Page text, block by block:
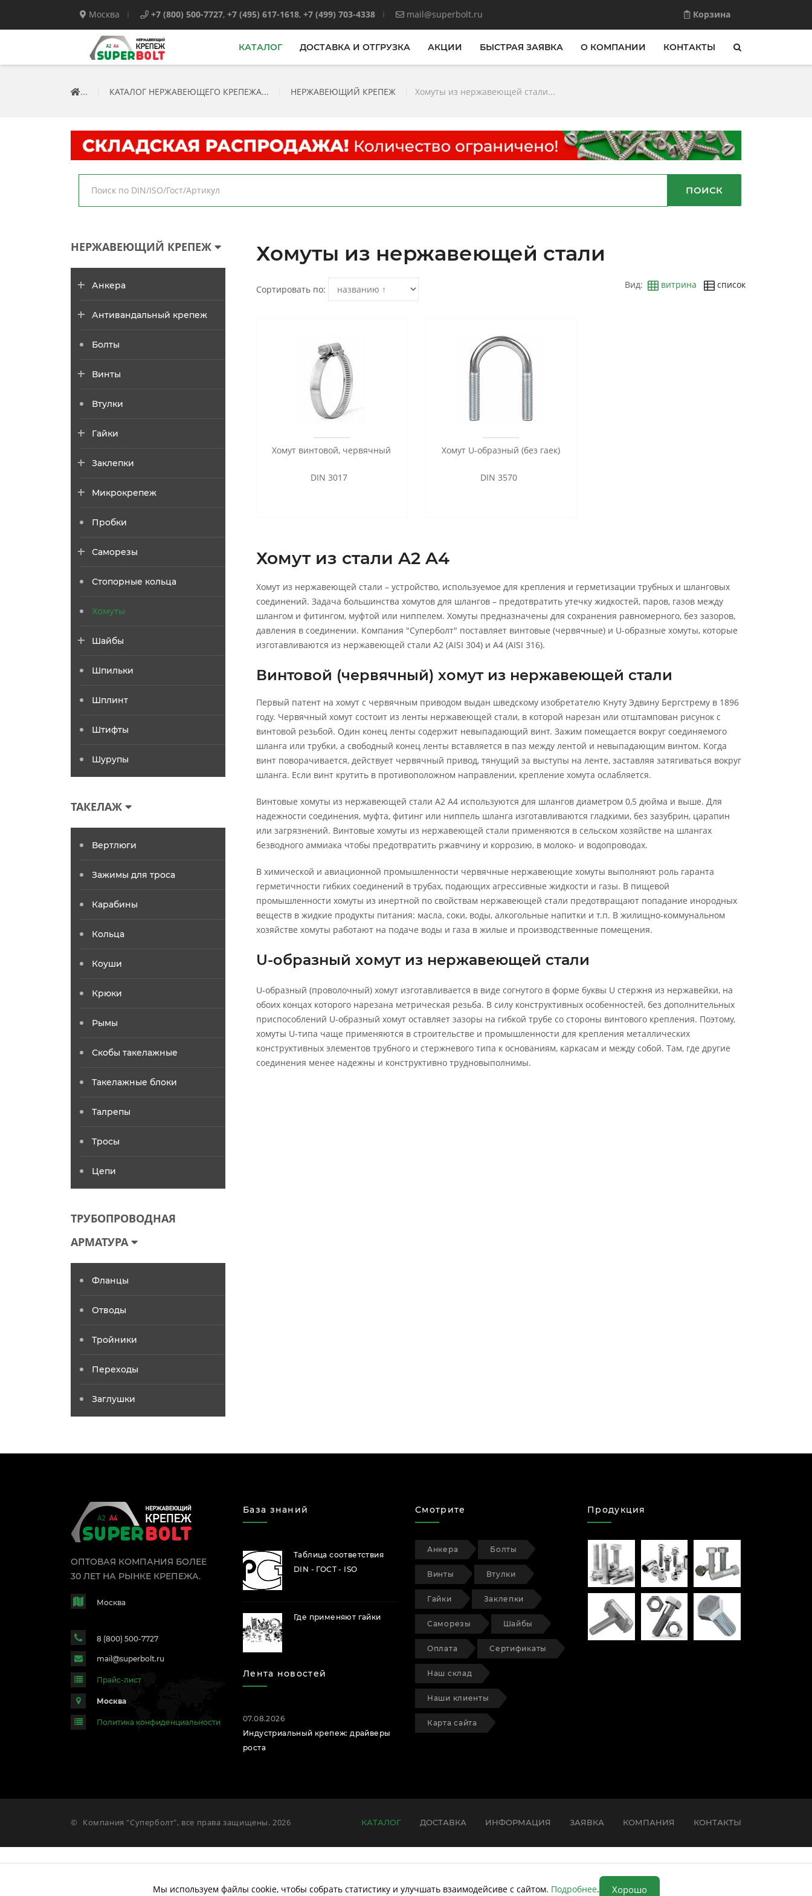
Москва +7 (800) 500-7727, +7 (495) 617-1618, +7 (499) 703-4338 mail@superbolt.ru Корзина
КАТАЛОГ ДОСТАВКА И ОТГРУЗКА АКЦИИ БЫСТРАЯ ЗАЯВКА О КОМПАНИИ КОНТАКТЫ
... КАТАЛОГ НЕРЖАВЕЮЩЕГО КРЕПЕЖА... НЕРЖАВЕЮЩИЙ КРЕПЕЖ Хомуты из нержавеющей стали...
ПОИСК
Хомуты из нержавеющей стали
Сортировать по: Вид: витрина список
Хомут винтовой, червячный
DIN 3017
Хомут U-образный (без гаек)
DIN 3570
Хомут из стали A2 A4
Хомут из нержавеющей стали – устройство, используемое для крепления и герметизации трубных и шланговых
соединений. Задача большинства хомутов для шлангов – предотвратить утечку жидкостей, паров, газов между
шлангом и фитингом, муфтой или ниппелем. Хомуты предназначены для сохранения равномерного, без зазоров,
давления в соединении. Компания "Суперболт" поставляет винтовые (червячные) и U-образные хомуты, которые
изготавливаются из нержавеющей стали А2 (AISI 304) и А4 (AISI 316).
Винтовой (червячный) хомут из нержавеющей стали
Первый патент на хомут с червячным приводом выдан шведскому изобретателю Кнуту Эдвину Бергстрему в 1896
году. Червячный хомут состоит из ленты нержавеющей стали, в которой нарезан или отштампован рисунок с
винтовой резьбой. Один конец ленты содержит невыпадающий винт. Зажим помещается вокруг соединяемого
шланга или трубки, а свободный конец ленты вставляется в паз между лентой и невыпадающим винтом. Когда
винт поворачивается, действует червячный привод, тянущий за выступы на ленте, заставляя затягиваться вокруг
шланга. Если винт крутить в противоположном направлении, крепление хомута ослабляется.
Винтовые хомуты из нержавеющей стали А2 А4 используются для шлангов диаметром 0,5 дюйма и выше. Для
надежности соединения, муфта, фитинг или ниппель шланга изготавливаются гладкими, без зазубрин, царапин
или загрязнений. Винтовые хомуты из нержавеющей стали применяются в сельском хозяйстве на шлангах
безводного аммиака чтобы предотвратить ржавчину и коррозию, в молоко- и водопроводах.
В химической и авиационной промышленности червячные нержавеющие хомуты выполняют роль гаранта
герметичности гибких соединений в трубах, подающих агрессивные жидкости и газы. В пищевой
промышленности хомуты из инертной по свойствам нержавеющей стали предотвращают попадание инородных
веществ в жидкие продукты питания: масла, соки, воды, алкогольные напитки и т.п. В жилищно-коммунальном
хозяйстве хомуты работают на подаче воды и газа в жилые и производственные помещения.
U-образный хомут из нержавеющей стали
U-образный (проволочный) хомут изготавливается в виде согнутого в форме буквы U стержня из нержавейки, на
обоих концах которого нарезана метрическая резьба. В силу конструктивных особенностей, без дополнительных
приспособлений U-образный хомут оставляет зазоры на гибкой трубе со стороны винтового крепления. Поэтому,
хомуты U-типа чаще применяются в строительстве и промышленности для крепления металлических
конструктивных элементов трубного и стержневого типа к основаниям, каркасам и между собой. Там, где другие
соединения менее надежны и конструктивно трудновыполнимы.
НЕРЖАВЕЮЩИЙ КРЕПЕЖ
Анкера
Антивандальный крепеж
Болты
Винты
Втулки
Гайки
Заклепки
Микрокрепеж
Пробки
Саморезы
Стопорные кольца
Хомуты
Шайбы
Шпильки
Шплинт
Штифты
Шурупы
ТАКЕЛАЖ
Вертлюги
Зажимы для троса
Карабины
Кольца
Коуши
Крюки
Рымы
Скобы такелажные
Такелажные блоки
Талрепы
Тросы
Цепи
ТРУБОПРОВОДНАЯ
АРМАТУРА
Фланцы
Отводы
Тройники
Переходы
Заглушки
ОПТОВАЯ КОМПАНИЯ БОЛЕЕ
30 ЛЕТ НА РЫНКЕ КРЕПЕЖА.
Москва
8 (800) 500-7727
mail@superbolt.ru
Прайс-лист
Москва
Политика конфиденциальности
База знаний
Таблица соответствия
DIN - ГОСТ - ISO
Где применяют гайки
Лента новостей
07.08.2026
Индустриальный крепеж: драйверы
роста
Смотрите
Анкера Болты
Винты Втулки
Гайки Заклепки
Саморезы Шайбы
Оплата Сертификаты
Наш склад
Наши клиенты
Карта сайта
Продукция
© Компания "Суперболт", все права защищены. 2026 КАТАЛОГ ДОСТАВКА ИНФОРМАЦИЯ ЗАЯВКА КОМПАНИЯ КОНТАКТЫ
Мы используем файлы cookie, чтобы собрать статистику и улучшать взаимодейсиве с сайтом. Подробнее. Хорошо